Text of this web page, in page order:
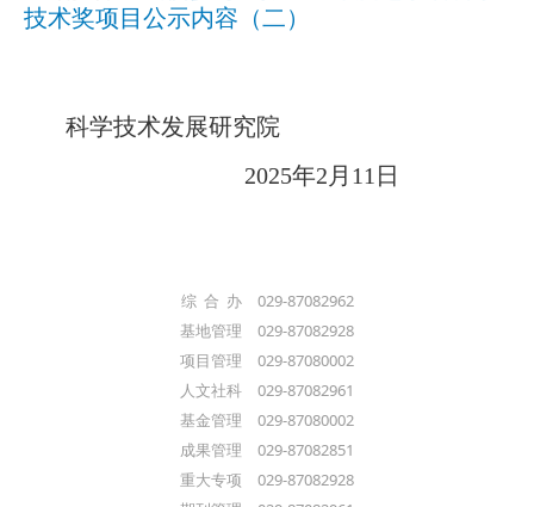
技术奖项目公示内容（二）
科学技术发展研究院
2025年2月11日
综 合 办 029-87082962
基地管理 029-87082928
项目管理 029-87080002
人文社科 029-87082961
基金管理 029-87080002
成果管理 029-87082851
重大专项 029-87082928